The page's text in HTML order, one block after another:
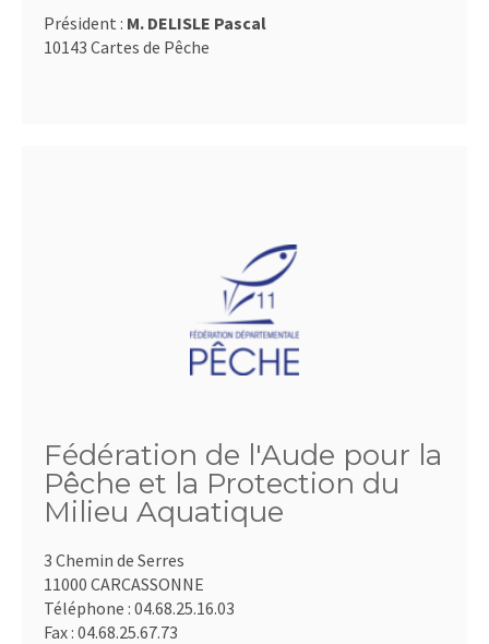
Président : M. DELISLE Pascal
10143 Cartes de Pêche
Fédération de l'Aude pour la
Pêche et la Protection du
Milieu Aquatique
3 Chemin de Serres
11000 CARCASSONNE
Téléphone : 04.68.25.16.03
Fax : 04.68.25.67.73